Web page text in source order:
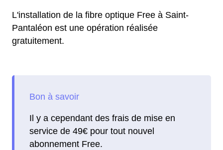
L'installation de la fibre optique Free à Saint-
Pantaléon est une opération réalisée
gratuitement.
Il y a cependant des frais de mise en
service de 49€ pour tout nouvel
abonnement Free.